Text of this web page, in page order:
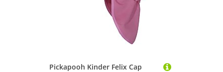
Pickapooh Kinder Felix Cap